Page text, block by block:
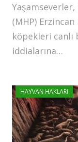
(MHP)
köpekleri
iddialarına…
HAYVAN HAKLARI